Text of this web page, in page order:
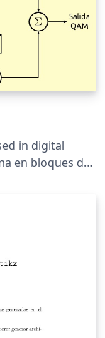
in digital
digitales de